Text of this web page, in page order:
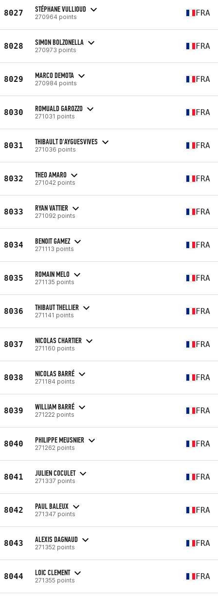
8027 STÉPHANE VULLIOUD
270964 points FRA
8028 SIMON BOLZONELLA
270973 points FRA
8029 MARCO DEMOTA
270984 points FRA
8030 ROMUALD GAROZZO
271031 points FRA
8031 THIBAULT D'AYGUESVIVES
271036 points FRA
8032 THEO AMARO
271042 points FRA
8033 RYAN VATTIER
271092 points FRA
8034 BENOIT GAMEZ
271113 points FRA
8035 ROMAIN MELO
271135 points FRA
8036 THIBAUT THELLIER
271141 points FRA
8037 NICOLAS CHARTIER
271160 points FRA
8038 NICOLAS BARRÉ
271184 points FRA
8039 WILLIAM BARRÉ
271222 points FRA
8040 PHILIPPE MEUSNIER
271262 points FRA
8041 JULIEN COCULET
271337 points FRA
8042 PAUL BALEUX
271347 points FRA
8043 ALEXIS DAGNAUD
271352 points FRA
8044 LOIC CLEMENT
271355 points FRA